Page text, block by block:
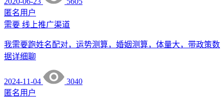
匿名用户
需要 线上推广渠道
我需要跑姓名配对，运势测算，婚姻测算，体量大，带政策数
据详细聊
2024-11-04
3040
匿名用户